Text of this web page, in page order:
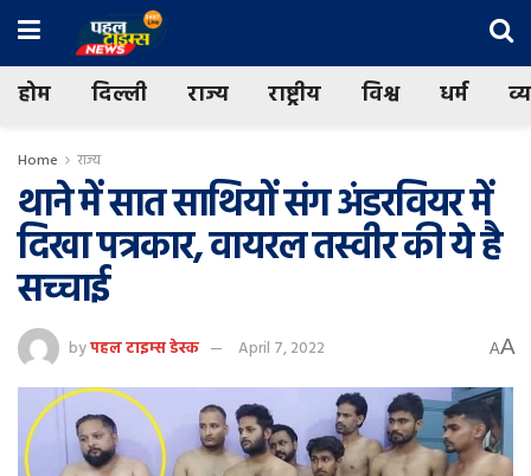
होम दिल्ली राज्य राष्ट्रीय विश्व धर्म
Home राज्य
थाने में सात साथियों संग अंडरवियर में
दिखा पत्रकार, वायरल तस्वीर की ये है
सच्चाई
byपहल टाइम्स डेस्क April 7, 2022 AA